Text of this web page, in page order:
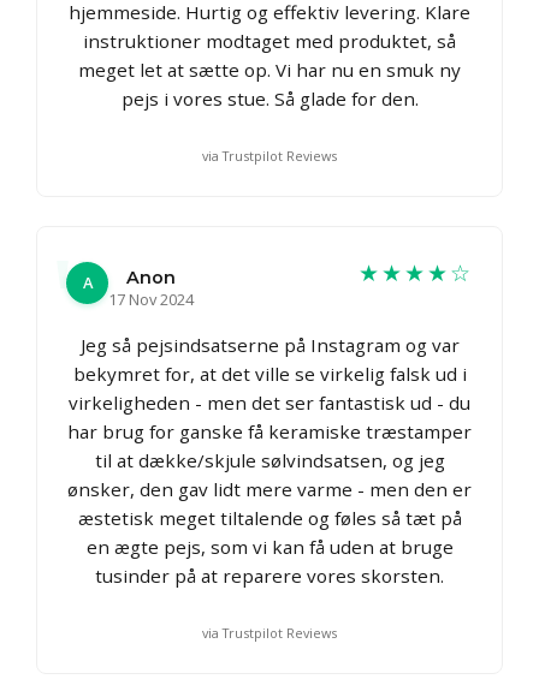
hjemmeside. Hurtig og effektiv levering. Klare
instruktioner modtaget med produktet, så
meget let at sætte op. Vi har nu en smuk ny
pejs i vores stue. Så glade for den.
via Trustpilot Reviews
A
Anon
17 Nov 2024
★★★★☆
Jeg så pejsindsatserne på Instagram og var
bekymret for, at det ville se virkelig falsk ud i
virkeligheden - men det ser fantastisk ud - du
har brug for ganske få keramiske træstamper
til at dække/skjule sølvindsatsen, og jeg
ønsker, den gav lidt mere varme - men den er
æstetisk meget tiltalende og føles så tæt på
en ægte pejs, som vi kan få uden at bruge
tusinder på at reparere vores skorsten.
via Trustpilot Reviews